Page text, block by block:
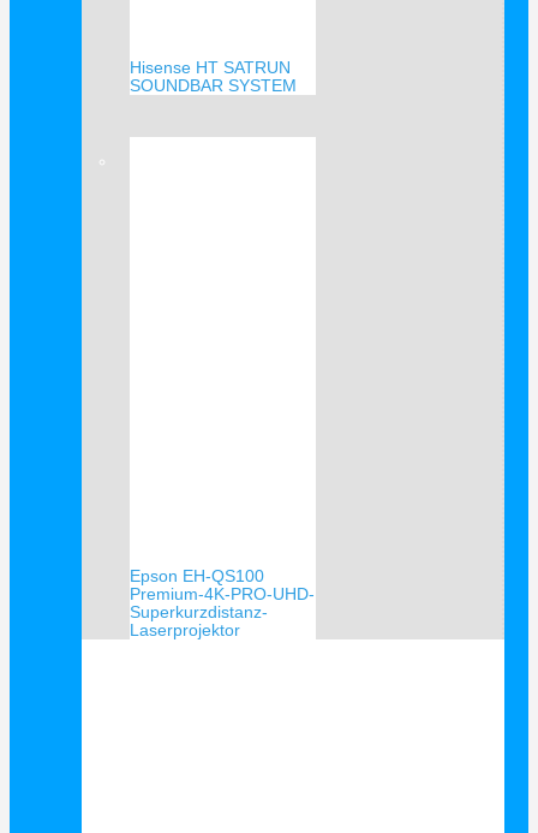
Hisense HT SATRUN
SOUNDBAR SYSTEM
Epson EH-QS100
Premium-4K-PRO-UHD-
Superkurzdistanz-
Laserprojektor